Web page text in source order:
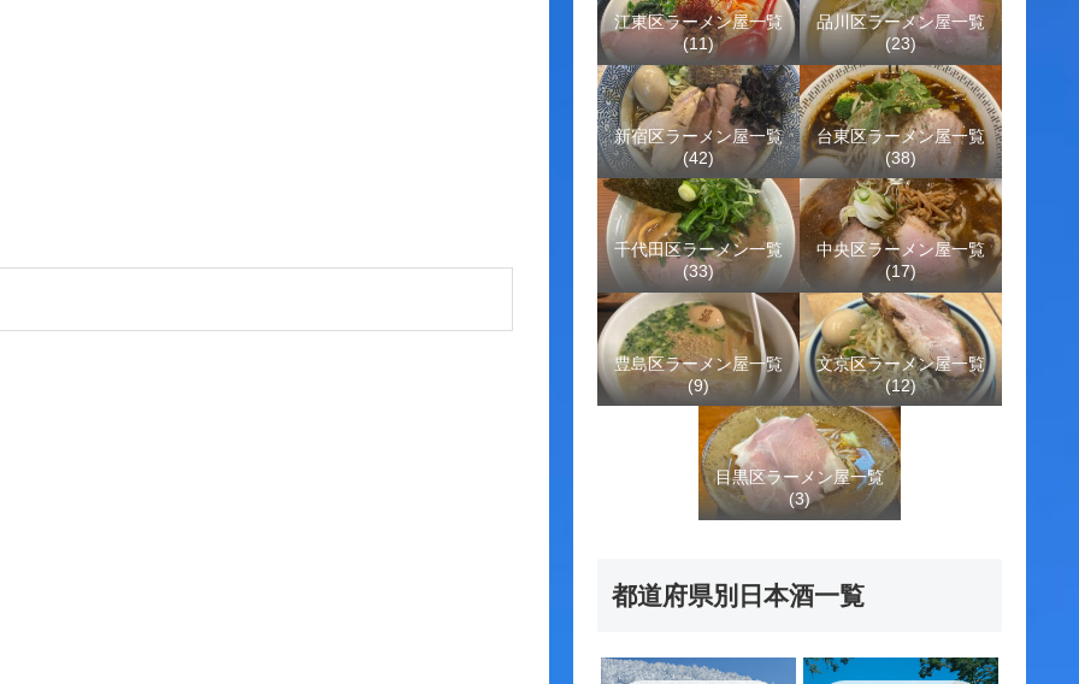
江東区ラーメン屋一覧
(11)
品川区ラーメン屋一覧
(23)
新宿区ラーメン屋一覧
(42)
台東区ラーメン屋一覧
(38)
千代田区ラーメン一覧
(33)
中央区ラーメン屋一覧
(17)
豊島区ラーメン屋一覧
(9)
文京区ラーメン屋一覧
(12)
目黒区ラーメン屋一覧
(3)
都道府県別日本酒一覧